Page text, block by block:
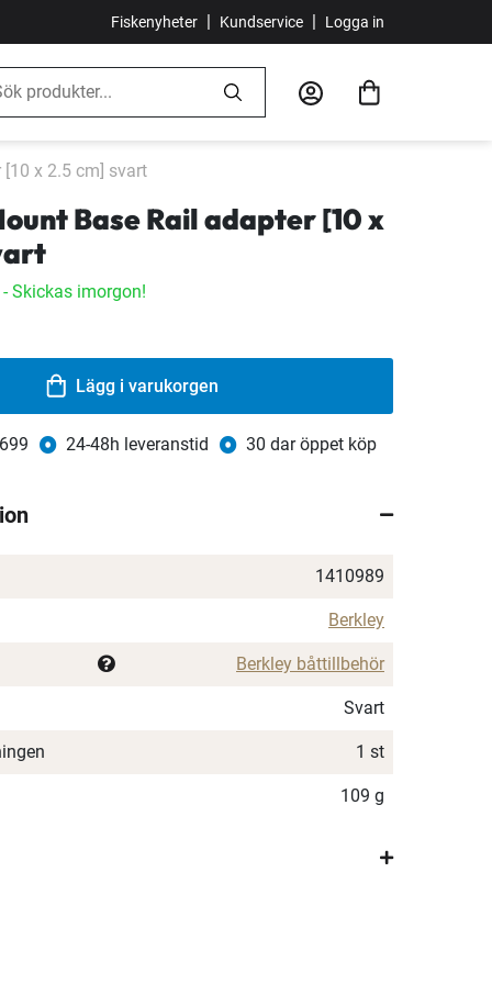
Fiskenyheter | Kundservice | Logga in
x 2.5 cm] svart
Base Rail adapter [10 x
- Skickas imorgon!
Lägg i varukorgen
24-48h leveranstid 30 dar öppet köp
1410989
Berkley
Berkley båttillbehör
Svart
1 st
109 g